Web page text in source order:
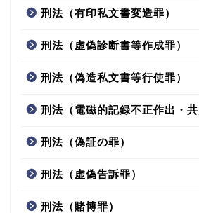
刑法（有印私文書変造罪）
刑法（虚偽診断書等作成罪）
刑法（偽造私文書等行使罪）
刑法（電磁的記録不正作出・共
刑法（偽証の罪）
刑法（虚偽告訴罪）
刑法（賭博罪）